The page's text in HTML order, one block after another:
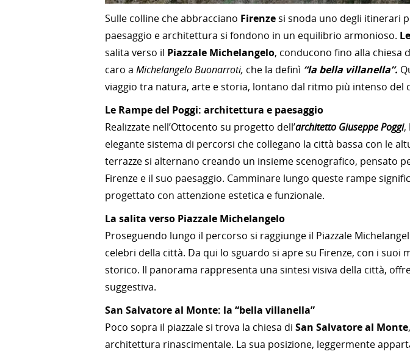
Sulle colline che abbracciano Firenzesi snoda uno degli itinerari
paesaggio e architettura si fondono in un equilibrio armonioso.
salita verso il Piazzale Michelangelo, conducono fino alla chiesa
caro a Michelangelo Buonarroti, che la definì “la bella villanella”.
viaggio tra natura, arte e storia, lontano dal ritmo più intenso del
Le Rampe del Poggi: architettura e paesaggio
Realizzate nell’Ottocento su progetto dell’architetto Giuseppe Poggi,
elegante sistema di percorsi che collegano la città bassa con le
terrazze si alternano creando un insieme scenografico, pensato
Firenze e il suo paesaggio. Camminare lungo queste rampe
progettato con attenzione estetica e funzionale.
La salita verso Piazzale Michelangelo
Proseguendo lungo il percorso si raggiunge il Piazzale
celebri della città. Da qui lo sguardo si apre su Firenze, con i
storico. Il panorama rappresenta una sintesi visiva della città,
suggestiva.
San Salvatore al Monte: la “bella villanella”
Poco sopra il piazzale si trova la chiesa di San Salvatore al Monte
architettura rinascimentale. La sua posizione, leggermente